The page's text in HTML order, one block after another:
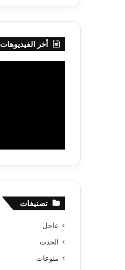
أخر الفيديوهات
تصنيفات
عاجل
الحدث
منوعات